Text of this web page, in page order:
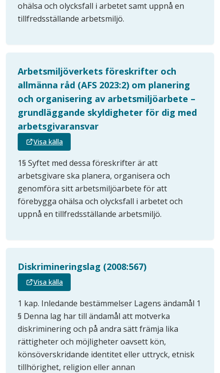
ohälsa och olycksfall i arbetet samt uppnå en
tillfredsställande arbetsmiljö.
Arbetsmiljöverkets föreskrifter och
allmänna råd (AFS 2023:2) om planering
och organisering av arbetsmiljöarbete –
grundläggande skyldigheter för dig med
arbetsgivaransvar
Visa källa
1§ Syftet med dessa föreskrifter är att
arbetsgivare ska planera, organisera och
genomföra sitt arbetsmiljöarbete för att
förebygga ohälsa och olycksfall i arbetet och
uppnå en tillfredsställande arbetsmiljö.
Diskrimineringslag (2008:567)
Visa källa
1 kap. Inledande bestämmelser Lagens ändamål 1
§ Denna lag har till ändamål att motverka
diskriminering och på andra sätt främja lika
rättigheter och möjligheter oavsett kön,
könsöverskridande identitet eller uttryck, etnisk
tillhörighet, religion eller annan